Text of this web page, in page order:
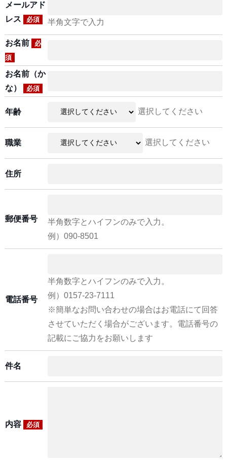
メールアド
レス
必須 半角文字で入力
お名前
必
須
お名前（か
な）
必須
年齢 選択してください
職業 選択してください
住所
郵便番号
半角数字とハイフンのみで入力。
例）090-8501
電話番号
半角数字とハイフンのみで入力。
例）0157-23-7111
※簡単なお問い合わせの場合はお電話にて回答
させていただく場合がございます。電話番号の
記載にご協力をお願いします
件名
内容 必須